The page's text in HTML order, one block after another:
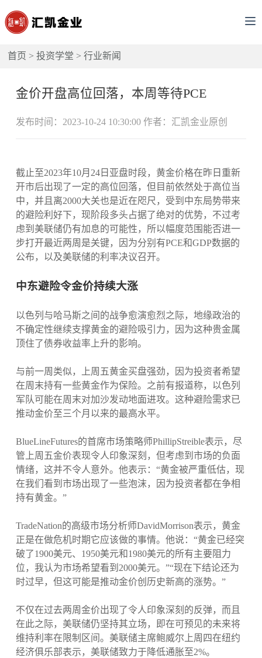
首页 >投资学堂 >行业新闻
金价开盘高位回落，本周等待PCE
发布时间：2023-10-24 10:30:00 作者：汇凯金业原创
截止至2023年10月24日亚盘时段，黄金价格在昨日重新
开市后出现了一定的高位回落，但目前依然处于高位当
中，并且离2000大关也是近在咫尺，受到中东局势带来
的避险利好下，现阶段多头占据了绝对的优势，不过考
虑到美联储仍有加息的可能性，所以幅度范围能否进一
步打开最近两周是关键，因为分别有PCE和GDP数据的
公布，以及美联储的利率决议召开。
中东避险令金价持续大涨
以色列与哈马斯之间的战争愈演愈烈之际，地缘政治的
不确定性继续支撑黄金的避险吸引力，因为这种贵金属
顶住了债券收益率上升的影响。
与前一周类似，上周五黄金买盘强劲，因为投资者希望
在周末持有一些黄金作为保险。之前有报道称，以色列
军队可能在周末对加沙发动地面进攻。这种避险需求已
推动金价至三个月以来的最高水平。
BlueLineFutures的首席市场策略师PhillipStreible表示，尽
管上周五金价表现令人印象深刻，但考虑到市场的负面
情绪，这并不令人意外。他表示：“黄金被严重低估，现
在我们看到市场出现了一些泡沫，因为投资者都在争相
持有黄金。”
TradeNation的高级市场分析师DavidMorrison表示，黄金
正是在做危机时期它应该做的事情。他说：“黄金已经突
破了1900美元、1950美元和1980美元的所有主要阻力
位，我认为市场希望看到2000美元。”“现在下结论还为
时过早，但这可能是推动金价创历史新高的涨势。”
不仅在过去两周金价出现了令人印象深刻的反弹，而且
在此之际，美联储仍坚持其立场，即在可预见的未来将
维持利率在限制区间。美联储主席鲍威尔上周四在纽约
经济俱乐部表示，美联储致力于降低通胀至2%。